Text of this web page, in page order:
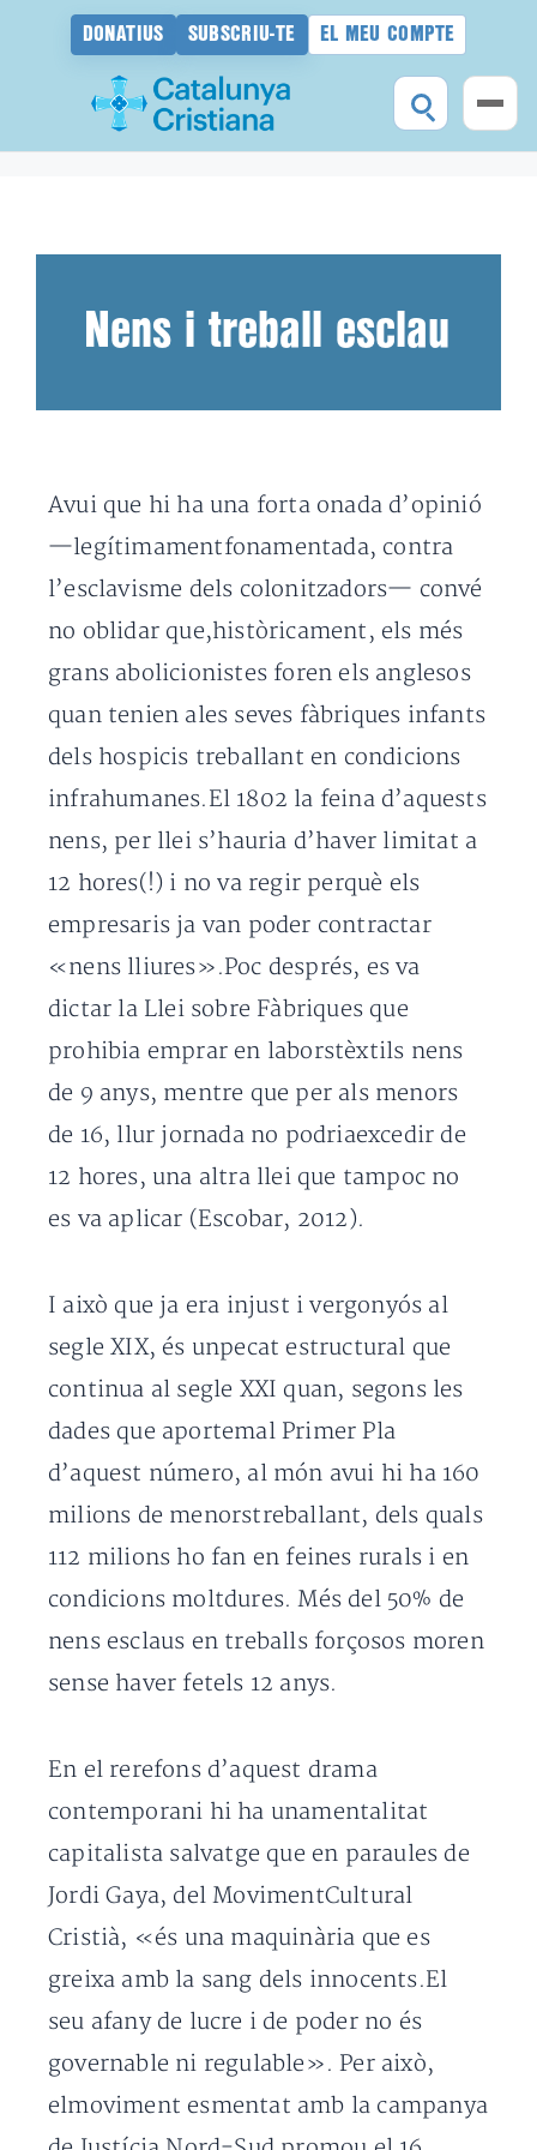
DONATIUS SUBSCRIU-TE EL MEU COMPTE
Nens i treball esclau
Avui que hi ha una forta onada d’opinió
—legítimamentfonamentada, contra
l’esclavisme dels colonitzadors— convé
no oblidar que,històricament, els més
grans abolicionistes foren els anglesos
quan tenien ales seves fàbriques infants
dels hospicis treballant en condicions
infrahumanes.El 1802 la feina d’aquests
nens, per llei s’hauria d’haver limitat a
12 hores(!) i no va regir perquè els
empresaris ja van poder contractar
«nens lliures».Poc després, es va
dictar la Llei sobre Fàbriques que
prohibia emprar en laborstèxtils nens
de 9 anys, mentre que per als menors
de 16, llur jornada no podriaexcedir de
12 hores, una altra llei que tampoc no
es va aplicar (Escobar, 2012).
I això que ja era injust i vergonyós al
segle XIX, és unpecat estructural que
continua al segle XXI quan, segons les
dades que aportemal Primer Pla
d’aquest número, al món avui hi ha 160
milions de menorstreballant, dels quals
112 milions ho fan en feines rurals i en
condicions moltdures. Més del 50% de
nens esclaus en treballs forçosos moren
sense haver fetels 12 anys.
En el rerefons d’aquest drama
contemporani hi ha unamentalitat
capitalista salvatge que en paraules de
Jordi Gaya, del MovimentCultural
Cristià, «és una maquinària que es
greixa amb la sang dels innocents.El
seu afany de lucre i de poder no és
governable ni regulable». Per això,
elmoviment esmentat amb la campanya